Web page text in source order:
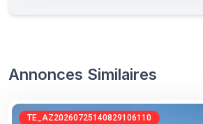
Annonces Similaires
TE_AZ20260725140829106110